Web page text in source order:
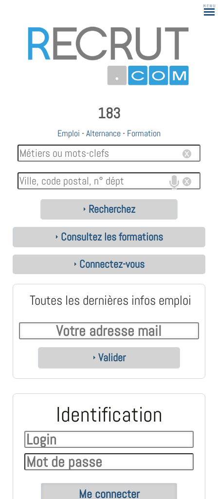
183
Emploi -Alternance - Formation
Recherchez
Consultez les formations
Connectez-vous
Toutes les dernières infos emploi
Valider
Identification